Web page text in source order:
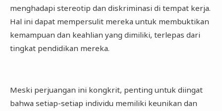
menghadapi stereotip dan diskriminasi di tempat kerja.
Hal ini dapat mempersulit mereka untuk membuktikan
kemampuan dan keahlian yang dimiliki, terlepas dari
tingkat pendidikan mereka.
Meski perjuangan ini kongkrit, penting untuk diingat
bahwa setiap-setiap individu memiliki keunikan dan